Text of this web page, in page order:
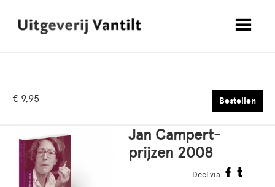
€ 9,95 Bestellen
Jan Campert-
prijzen 2008
Deel via